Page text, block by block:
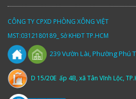
CÔNG TY CPXD PHÒNG XÔNG VIỆT
MST:0312180189_ Sở KHĐT TP.HCM
239Vườn Lài,Phường Phú
D 15/20E ấp 4B, xã Tân Vĩnh Lộc,